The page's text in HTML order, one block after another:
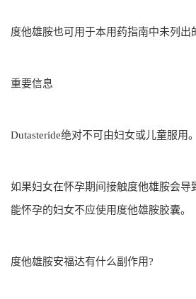
度他雄胺也可用于本用药指南中未列出
重要信息
Dutasteride绝对不可由妇女或儿童服用。
如果妇女在怀孕期间接触度他雄胺会导
能怀孕的妇女不应使用度他雄胺胶囊。
度他雄胺安福达有什么副作用?